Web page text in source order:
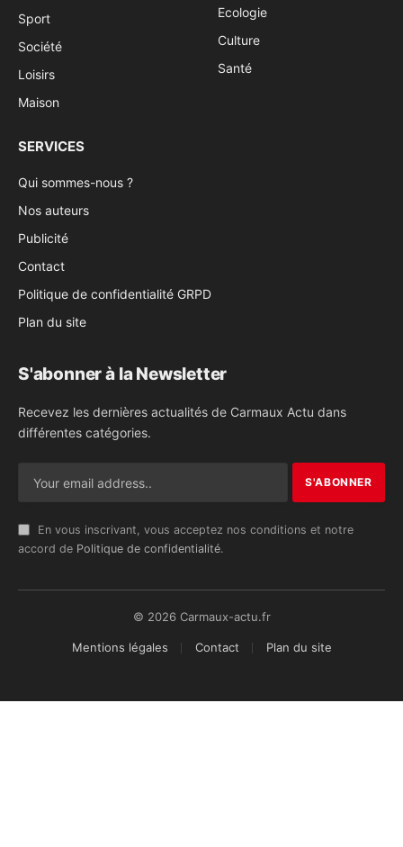
Sport
Société
Loisirs
Maison
Ecologie
Culture
Santé
SERVICES
Qui sommes-nous ?
Nos auteurs
Publicité
Contact
Politique de confidentialité GRPD
Plan du site
S'abonner à la Newsletter
Recevez les dernières actualités de Carmaux Actu dans
différentes catégories.
En vous inscrivant, vous acceptez nos conditions et notre
accord de Politique de confidentialité.
© 2026 Carmaux-actu.fr
Mentions légales Contact Plan du site